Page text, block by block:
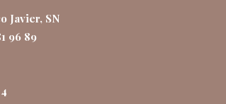
Javier, SN
96 89